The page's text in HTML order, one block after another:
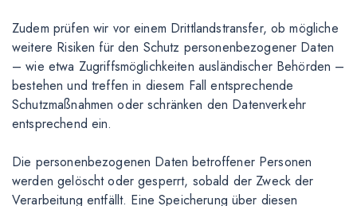
Zudem prüfen wir vor einem Drittlandstransfer, ob mögliche
weitere Risiken für den Schutz personenbezogener Daten
– wie etwa Zugriffsmöglichkeiten ausländischer Behörden –
bestehen und treffen in diesem Fall entsprechende
Schutzmaßnahmen oder schränken den Datenverkehr
entsprechend ein.
Die personenbezogenen Daten betroffener Personen
werden gelöscht oder gesperrt, sobald der Zweck der
Verarbeitung entfällt. Eine Speicherung über diesen